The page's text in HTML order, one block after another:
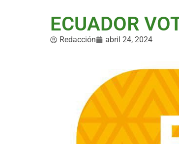
ECUADOR
Redacción abril 24, 2024